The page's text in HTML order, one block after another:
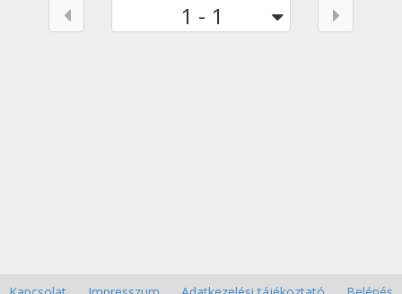
1 - 1